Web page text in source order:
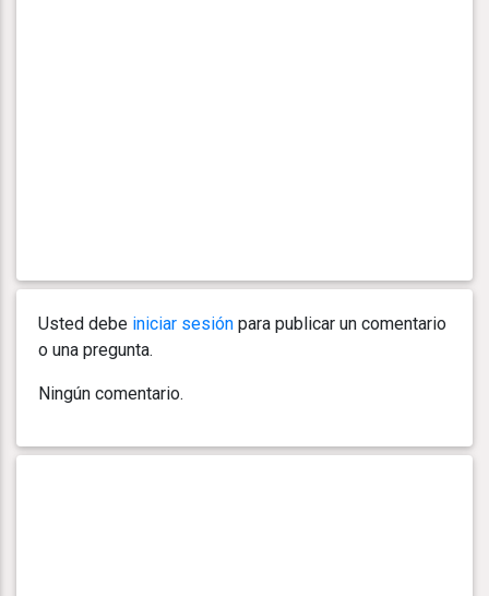
Usted debe iniciar sesión para publicar un comentario
o una pregunta.
Ningún comentario.